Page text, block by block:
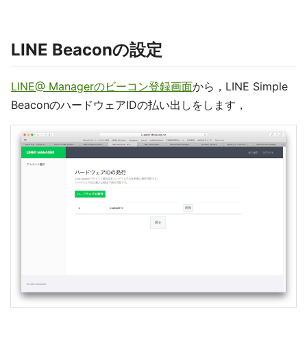
LINE Beaconの設定
LINE@ Managerのビーコン登録画面から，LINE Simple
BeaconのハードウェアIDの払い出しをします，